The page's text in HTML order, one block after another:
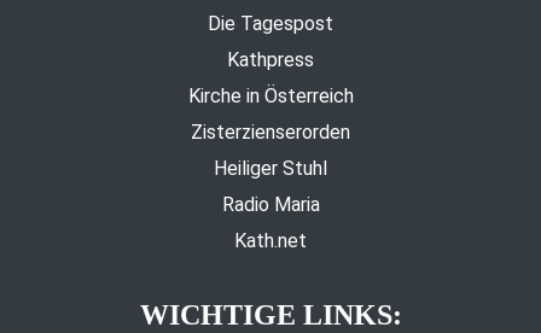
Die Tagespost
Kathpress
Kirche in Österreich
Zisterzienserorden
Heiliger Stuhl
Radio Maria
Kath.net
WICHTIGE LINKS: